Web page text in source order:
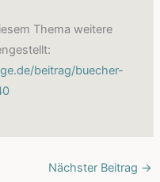
Thema weitere
beitrag/buecher-
Nächster Beitrag →